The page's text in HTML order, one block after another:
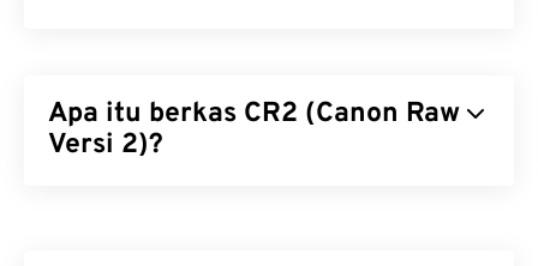
Apa itu berkas CR2 (Canon Raw
Versi 2)?